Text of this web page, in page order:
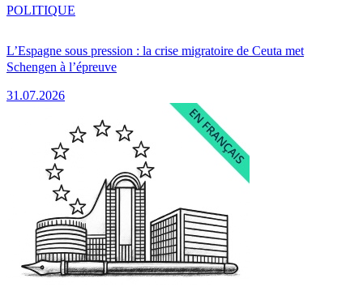
L’Espagne sous pression : la crise migratoire de Ceuta met
Schengen à l’épreuve
31.07.2026
POLITIQUE